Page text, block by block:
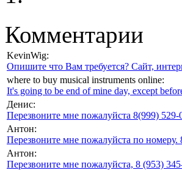
Комментарии
KevinWig:
Опишите что Вам требуется? Сайт,
where to buy musical instruments online:
It's going to be end of mine day, except
Денис:
Перезвоните мне пожалуйста 8(999)
Антон:
Перезвоните мне пожалуйста по
Антон:
Перезвоните мне пожалуйста, 8 (953)